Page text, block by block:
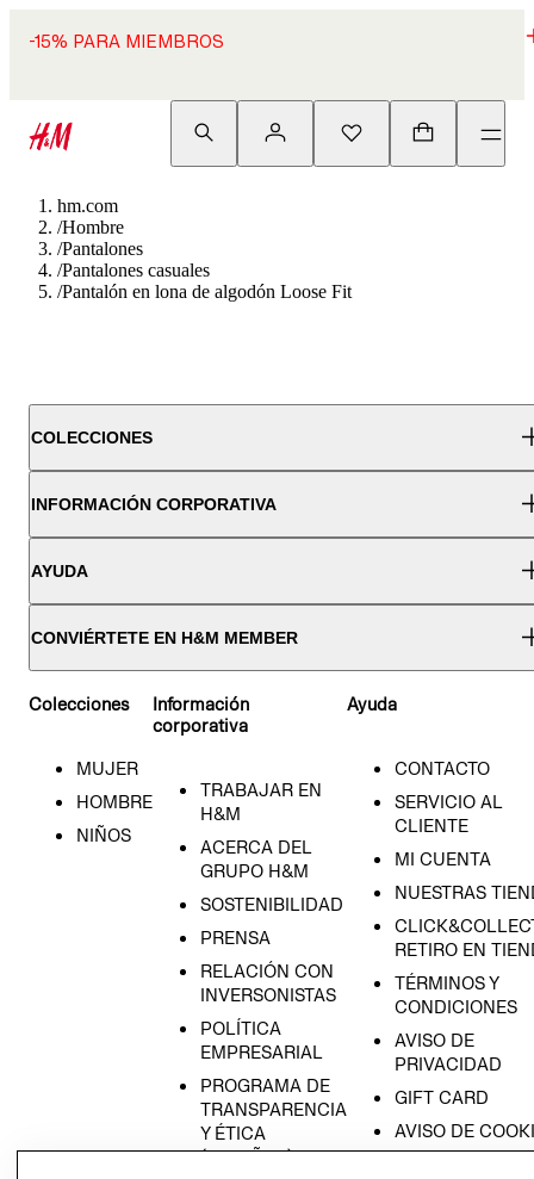
-15% PARA MIEMBROS
hm.com
/Hombre
/Pantalones
/Pantalones casuales
/Pantalón en lona de algodón Loose Fit
COLECCIONES
INFORMACIÓN CORPORATIVA
AYUDA
CONVIÉRTETE EN H&M MEMBER
Colecciones
MUJER
HOMBRE
NIÑOS
Información
corporativa
TRABAJAR EN
H&M
ACERCA DEL
GRUPO H&M
SOSTENIBILIDAD
PRENSA
RELACIÓN CON
INVERSONISTAS
POLÍTICA
EMPRESARIAL
PROGRAMA DE
TRANSPARENCIA
Y ÉTICA
(ESPAÑOL)
Ayuda
CONTACTO
SERVICIO AL
CLIENTE
MI CUENTA
NUESTRAS
RETIRO EN
TÉRMINOS Y
CONDICIONES
AVISO DE
PRIVACIDAD
GIFT CARD
AVISO DE